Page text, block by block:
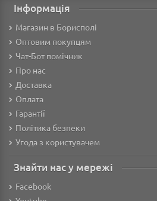
Інформація
Магазин в Борисполі
Оптовим покупцям
Чат-Бот помічник
Про нас
Доставка
Оплата
Гарантії
Політика безпеки
Угода з користувачем
Знайти нас у мережі
Facebook